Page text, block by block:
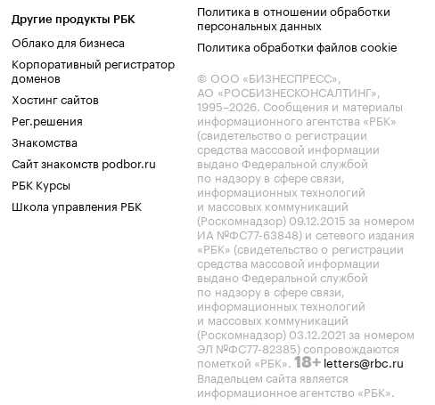
Другие продукты РБК
Облако для бизнеса
Корпоративный регистратор
доменов
Хостинг сайтов
Рег.решения
Знакомства
Сайт знакомств podbor.ru
РБК Курсы
Школа управления РБК
Политика в отношении обработки
персональных данных
Политика обработки файлов cookie
© ООО «БИЗНЕСПРЕСС»,
АО «РОСБИЗНЕСКОНСАЛТИНГ»,
1995–2026. Сообщения и материалы
информационного агентства «РБК»
(свидетельство о регистрации
средства массовой информации
выдано Федеральной службой
по надзору в сфере связи,
информационных технологий
и массовых коммуникаций
(Роскомнадзор) 09.12.2015 за номером
ИА №ФС77-63848) и сетевого издания
«РБК» (свидетельство о регистрации
средства массовой информации
выдано Федеральной службой
по надзору в сфере связи,
информационных технологий
и массовых коммуникаций
(Роскомнадзор) 03.12.2021 за номером
ЭЛ №ФС77-82385) сопровождаются
пометкой «РБК». 18+ letters@rbc.ru
Владельцем сайта является
информационное агентство «РБК».